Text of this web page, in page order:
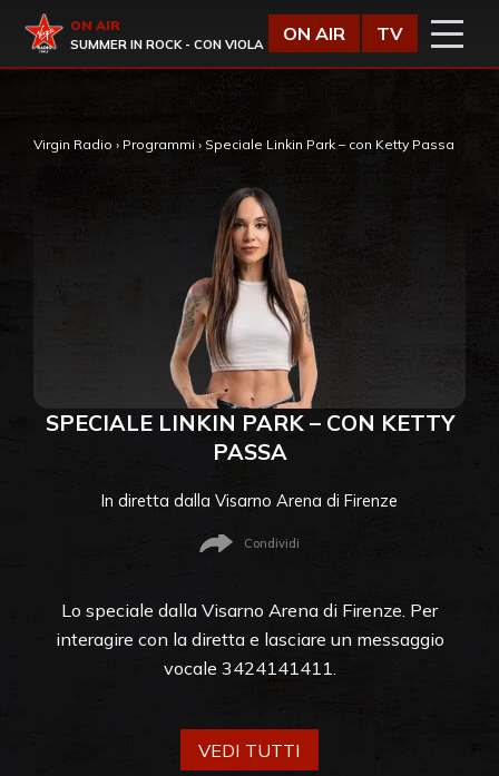
Virgin Radio
ON AIR
SUMMER IN ROCK - CON VIOLA
ON AIR TV
Virgin Radio › Programmi › Speciale Linkin Park – con Ketty Passa
SPECIALE LINKIN PARK – CON KETTY
PASSA
In diretta dalla Visarno Arena di Firenze
Condividi
Lo speciale dalla Visarno Arena di Firenze. Per
interagire con la diretta e lasciare un messaggio
vocale 3424141411.
VEDI TUTTI